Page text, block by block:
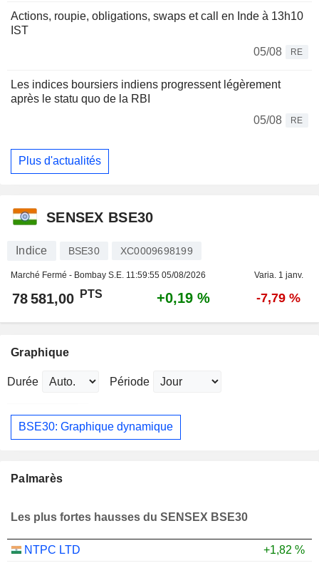
Actions, roupie, obligations, swaps et call en Inde à 13h10
IST
05/08
RE
Les indices boursiers indiens progressent légèrement
après le statu quo de la RBI
05/08
RE
Plus d'actualités
SENSEX BSE30
Indice BSE30 XC0009698199
Marché Fermé - Bombay S.E. 11:59:55 05/08/2026 Varia. 1 janv.
78 581,00 PTS +0,19 % -7,79 %
Graphique
Durée Période
BSE30: Graphique dynamique
Palmarès
Les plus fortes hausses du SENSEX BSE30
NTPC LTD
+1,82 %